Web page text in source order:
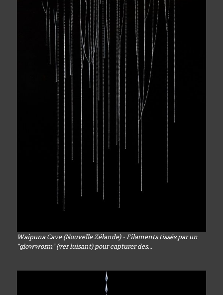
Waipuna Cave (Nouvelle Zélande) - Filaments tissés par un
"glowworm" (ver luisant) pour capturer des...